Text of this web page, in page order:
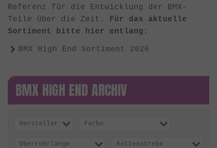
Referenz für die Entwicklung der BMX-
Teile über die Zeit. Für das aktuelle
Sortiment bitte hier entlang:
BMX High End Sortiment 2026
BMX HIGH END ARCHIV
Hersteller Farbe
Oberrohrlänge Kettenstrebe